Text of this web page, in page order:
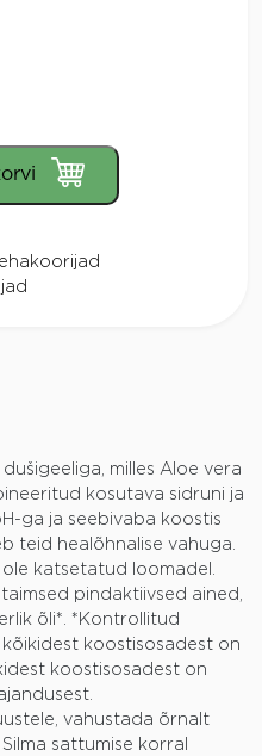
milles Aloe vera
kosutava sidruni ja
ga ja seebivaba koostis
teid healõhnalise vahuga.
katsetatud loomadel.
pindaktiivsed ained,
õli*. *Kontrollitud
kõikidest koostisosadest on
koostisosadest on
vahustada õrnalt
sattumise korral